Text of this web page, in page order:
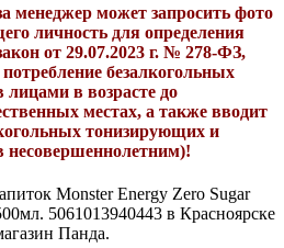
менеджер может запросить фото
личность для определения
от 29.07.2023 г. № 278-ФЗ,
безалкогольных
лицами в возрасте до
местах, а также вводит
тонизирующих и
несовершеннолетним)!
Monster Energy Zero Sugar
5061013940443 в Красноярске
Панда.